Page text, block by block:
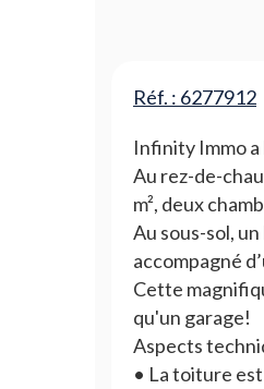
Réf. : 6277912
Infinity Immo
Au rez-de-
m², deux
Au sous-sol, un
accompagné
Cette
qu'un garage!
Aspects
• La toiture